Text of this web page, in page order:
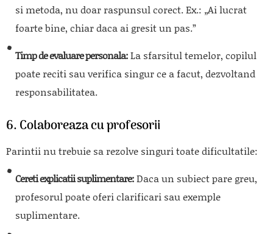
si metoda, nu doar raspunsul corect. Ex.: „Ai lucrat
foarte bine, chiar daca ai gresit un pas.”
Timp de evaluare personala:La sfarsitul temelor, copilul
poate reciti sau verifica singur ce a facut, dezvoltand
responsabilitatea.
6. Colaboreaza cu profesorii
Parintii nu trebuie sa rezolve singuri toate dificultatile:
Cereti explicatii suplimentare:Daca un subiect pare greu,
profesorul poate oferi clarificari sau exemple
suplimentare.